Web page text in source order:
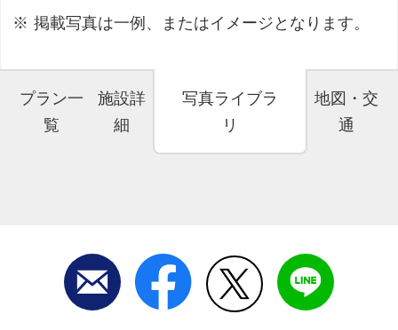
掲載写真は一例、またはイメージとなります。
プラン一
覧
施設詳
細
写真ライブラ
リ
地図・交
通